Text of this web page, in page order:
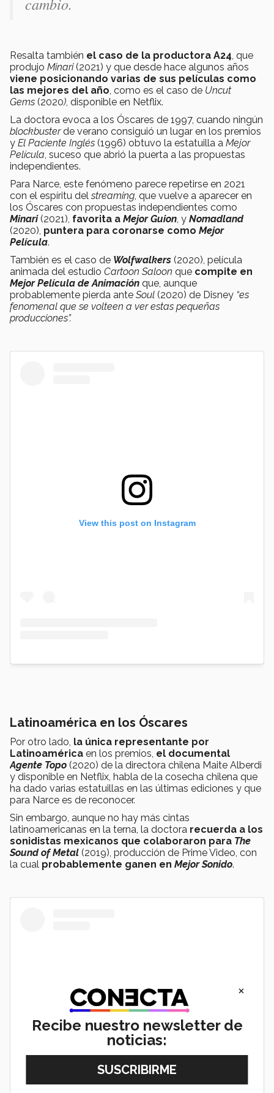
Resalta también el caso de la productora A24, que
produjo Minari(2021) y que desde hace algunos años
viene posicionando varias de sus películas como
las mejores del año, como es el caso de Uncut
Gems (2020), disponible en Netflix.
La doctora evoca a los Óscares de 1997, cuando ningún
blockbusterde verano consiguió un lugar en los premios
y El Paciente Inglés (1996) obtuvo la estatuilla a Mejor
Película, suceso que abrió la puerta a las propuestas
independientes.
Para Narce, este fenómeno parece repetirse en 2021
con el espíritu delstreaming, que vuelve a aparecer en
los Óscares con propuestas independientes como
Minari (2021), favorita a Mejor Guion, y Nomadland
(2020), puntera para coronarse como Mejor
Película.
También es el caso de Wolfwalkers (2020), película
animada del estudio Cartoon Saloon que compite en
Mejor Película de Animación que, aunque
probablemente pierda ante Soul (2020) de Disney “es
fenomenal que se volteen a ver estas pequeñas
producciones”.
View this post on Instagram
Latinoamérica en los Óscares
Por otro lado, la única representante por
Latinoamérica en los premios, el documental
Agente Topo (2020) de la directora chilena Maite Alberdi
y disponible en Netflix, habla de la cosecha chilena que
ha dado varias estatuillas en las últimas ediciones y que
para Narce es de reconocer.
Sin embargo, aunque no hay más cintas
latinoamericanas en la terna, la doctora recuerda a los
sonidistas mexicanos que colaboraron para The
Sound of Metal (2019), producción de Prime Video, con
la cual probablemente ganen en Mejor Sonido.
View this post on Instagram
×
Recibe nuestro newsletter de
noticias: